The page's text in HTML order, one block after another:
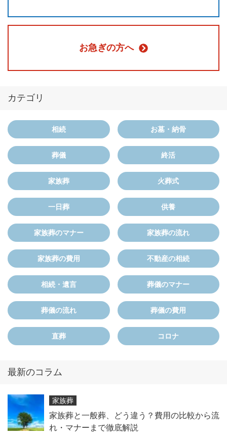
お急ぎの方へ
カテゴリ
相続 お墓・納骨
葬儀 終活
家族葬 火葬式
一日葬 供養
家族葬のマナー 家族葬の流れ
家族葬の費用 不動産の相続
相続・遺言 葬儀のマナー
葬儀の流れ 葬儀の費用
直葬 コロナ
最新のコラム
家族葬
家族葬と一般葬、どう違う？費用の比較から流
れ・マナーまで徹底解説